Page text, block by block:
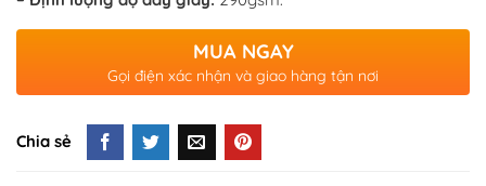
MUA NGAY
Gọi điện xác nhận và giao hàng tận nơi
Chia sẻ